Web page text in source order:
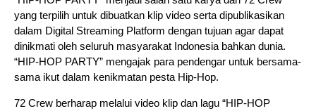
yang terpilih untuk dibuatkan klip video serta dipublikasikan
dalam Digital Streaming Platform dengan tujuan agar dapat
dinikmati oleh seluruh masyarakat Indonesia bahkan dunia.
“HIP-HOP PARTY” mengajak para pendengar untuk bersama-
sama ikut dalam kenikmatan pesta Hip-Hop.
72 Crew berharap melalui video klip dan lagu “HIP-HOP